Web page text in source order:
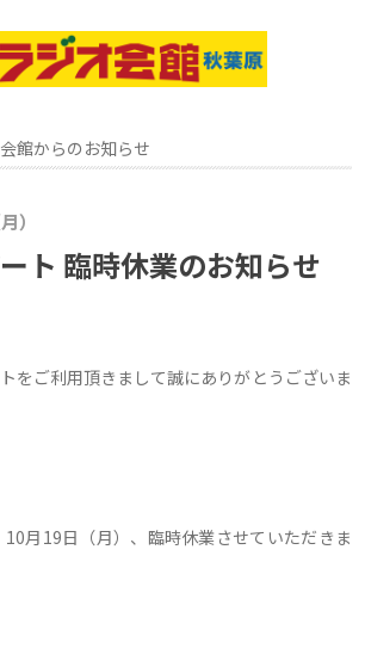
会館からのお知らせ
）
ト 臨時休業のお知らせ
をご利用頂きまして誠にありがとうございま
10月19日（月）、臨時休業させていただきま